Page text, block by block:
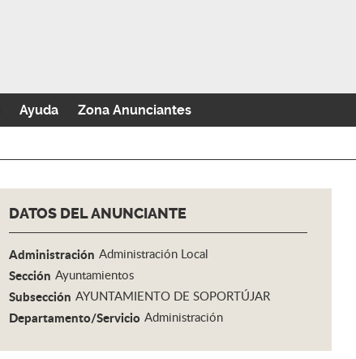
Ayuda Zona Anunciantes
DATOS DEL ANUNCIANTE
Administración Administración Local
Sección Ayuntamientos
Subsección AYUNTAMIENTO DE SOPORTÚJAR
Departamento/Servicio Administración